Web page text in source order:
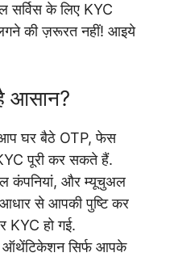
सर्विस के लिए KYC
की ज़रूरत नहीं! आइये
आसान?
आप घर बैठे OTP, फेस
पूरी कर सकते हैं.
कंपनियां, और म्यूचुअल
से आपकी पुष्टि कर
हो गई.
ऑथेंटिकेशन सिर्फ आपके